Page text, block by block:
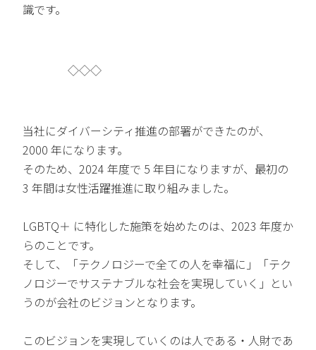
識です。
◇◇◇
当社にダイバーシティ推進の部署ができたのが、
2000 年になります。
そのため、2024 年度で 5 年目になりますが、最初の
3 年間は女性活躍推進に取り組みました。
LGBTQ＋ に特化した施策を始めたのは、2023 年度か
らのことです。
そして、「テクノロジーで全ての人を幸福に」「テク
ノロジーでサステナブルな社会を実現していく」とい
うのが会社のビジョンとなります。
このビジョンを実現していくのは人である・人財であ